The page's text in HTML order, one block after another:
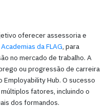
oferecer assessoria e
Academias da FLAG, para
no mercado de trabalho. A
ou progressão de carreira
Hub. O sucesso
fatores, incluindo o
dos formandos.